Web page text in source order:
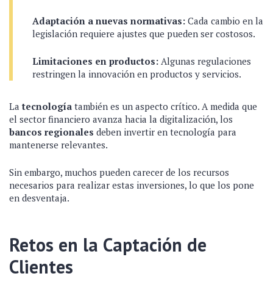
Adaptación a nuevas normativas: Cada cambio en la
legislación requiere ajustes que pueden ser costosos.
Limitaciones en productos: Algunas regulaciones
restringen la innovación en productos y servicios.
Latecnología también es un aspecto crítico. A medida que
el sector financiero avanza hacia la digitalización, los
bancos regionales deben invertir en tecnología para
mantenerse relevantes.
Sin embargo, muchos pueden carecer de los recursos
necesarios para realizar estas inversiones, lo que los pone
en desventaja.
Retos en la Captación de
Clientes